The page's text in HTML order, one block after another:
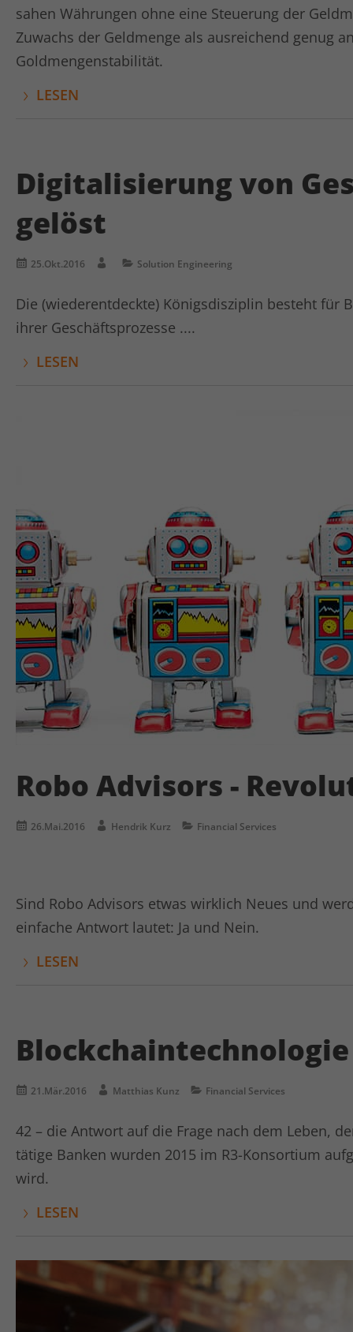
sahen Währungen ohne eine Steuerung der
Zuwachs der Geldmenge als ausreichend genug
Goldmengenstabilität.
LESEN
Digitalisierung von
gelöst
25.Okt.2016 Solution Engineering
Die (wiederentdeckte) Königsdisziplin besteht
ihrer Geschäftsprozesse ....
LESEN
Robo Advisors -
26.Mai.2016 Hendrik Kurz Financial Services
Sind Robo Advisors etwas wirklich Neues und
einfache Antwort lautet: Ja und Nein.
LESEN
21.Mär.2016 Matthias Kunz Financial Services
42 – die Antwort auf die Frage nach dem Leben,
tätige Banken wurden 2015 im R3-Konsortium
wird.
LESEN